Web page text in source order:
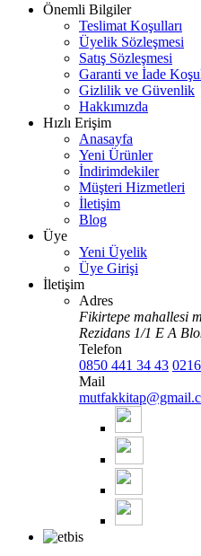
Önemli Bilgiler
Teslimat Koşulları
Üyelik Sözleşmesi
Satış Sözleşmesi
Garanti ve İade
Gizlilik ve Güvenlik
Hakkımızda
Hızlı Erişim
Anasayfa
Yeni Ürünler
İndirimdekiler
Müşteri Hizmetleri
İletişim
Blog
Üye
Yeni Üyelik
Üye Girişi
İletişim
Adres
Fikirtepe mahallesi
Rezidans 1/1 E A
Telefon
0850 441 34 43
Mail